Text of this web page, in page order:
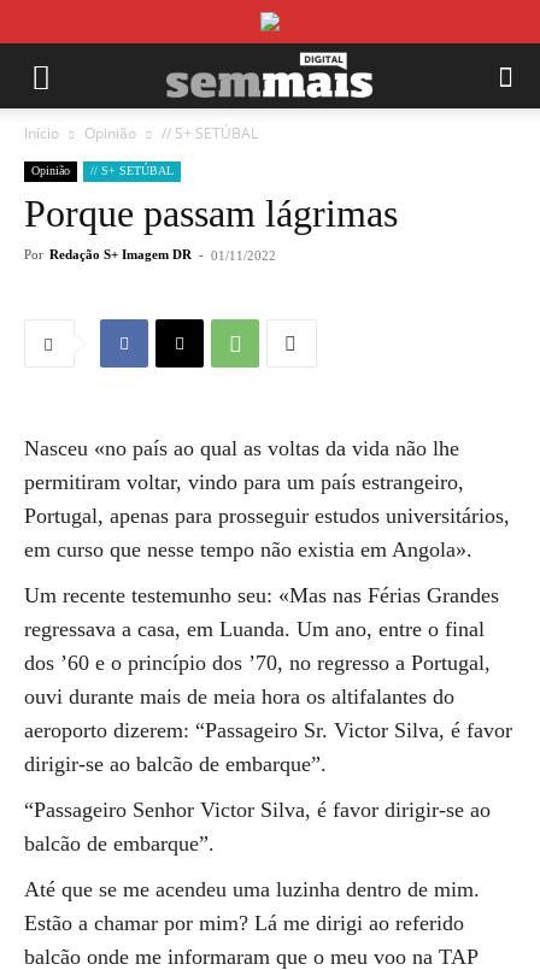
Início Opinião // S+ SETÚBAL
Opinião // S+ SETÚBAL
Porque passam lágrimas
Por Redação S+ Imagem DR - 01/11/2022
Nasceu «no país ao qual as voltas da vida não lhe
permitiram voltar, vindo para um país estrangeiro,
Portugal, apenas para prosseguir estudos universitários,
em curso que nesse tempo não existia em Angola».
Um recente testemunho seu: «Mas nas Férias Grandes
regressava a casa, em Luanda. Um ano, entre o final
dos ’60 e o princípio dos ’70, no regresso a Portugal,
ouvi durante mais de meia hora os altifalantes do
aeroporto dizerem: “Passageiro Sr. Victor Silva, é favor
dirigir-se ao balcão de embarque”.
“Passageiro Senhor Victor Silva, é favor dirigir-se ao
balcão de embarque”.
Até que se me acendeu uma luzinha dentro de mim.
Estão a chamar por mim? Lá me dirigi ao referido
balcão onde me informaram que o meu voo na TAP